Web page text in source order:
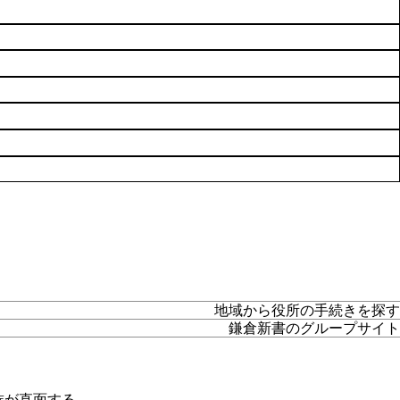
地域から役所の手続きを探す
鎌倉新書のグループサイト